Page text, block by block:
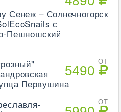
Сенеж – Солнечногорск
с
Пешношский
ОТ
5490
Первушина
ОТ